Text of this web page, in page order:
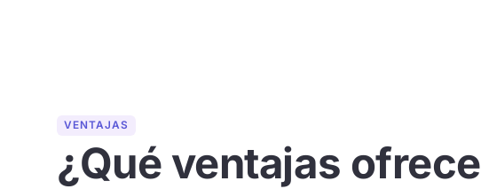
VENTAJAS
¿Qué ventajas ofrece